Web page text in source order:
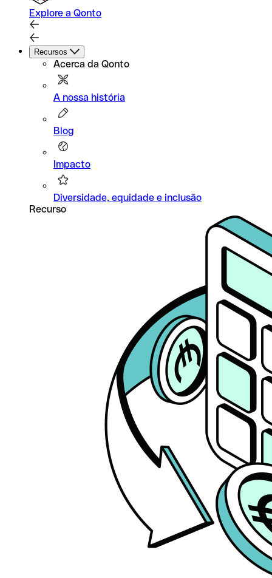
Explore a Qonto
Recursos
Acerca da Qonto
A nossa história
Blog
Impacto
Diversidade, equidade e inclusão
Recurso